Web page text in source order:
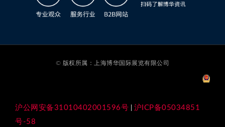
© 版权所属：上海博华国际展览有限公司
沪公网安备31010402001596号
沪ICP备05034851
号-58